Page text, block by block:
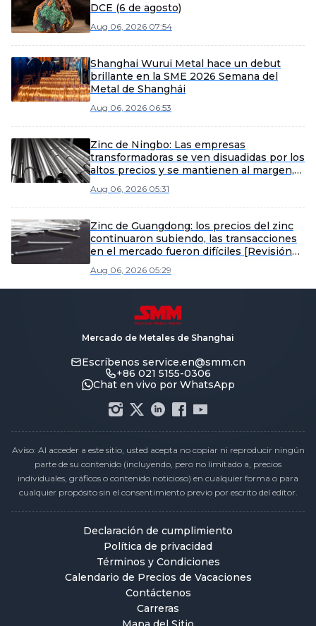
DCE (6 de agosto)
Aug 06, 2026 07:54
Shanghai Wurui Metal hace un debut
brillante en la SME 2026 Semana del
Metal de Shanghái
Aug 06, 2026 06:53
Zinc de Ningbo: Las empresas
transformadoras se ven disuadidas por los
altos precios y se mantienen al margen,
zinc al contado [SMM Midday Review]
Aug 06, 2026 05:31
Zinc de Guangdong: los precios del zinc
continuaron subiendo, las transacciones
en el mercado fueron difíciles [Revisión
Aug 06, 2026 05:29
Mercado de Metales de Shanghai
Escríbenos service.en@smm.cn
+86 021 5155-0306
Chat en vivo por WhatsApp
Aviso: Al acceder a este sitio, usted acepta no copiar ni reproducir ningún
parte de su contenido (incluyendo, pero no limitado a, precios
individuales, gráficos o contenido noticioso) en cualquier forma o para
cualquier propósito sin el consentimiento previo por escrito del editor.
Declaración de cumplimiento
Política de privacidad
Términos y Condiciones
Calendario de Precios de Vacaciones
Contáctenos
Carreras